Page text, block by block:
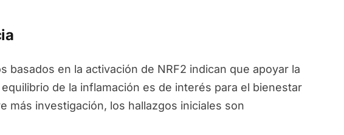
basados en la activación de NRF2 indican que apoyar la
de la inflamación es de interés para el bienestar
más investigación, los hallazgos iniciales son